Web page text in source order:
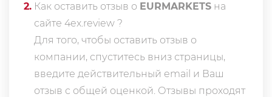
2. Как оставить отзыв о EURMARKETS на
сайте 4ex.review ?
Для того, чтобы оставить отзыв о
компании, спуститесь вниз страницы,
введите действительный email и Ваш
отзыв с общей оценкой. Отзывы проходят